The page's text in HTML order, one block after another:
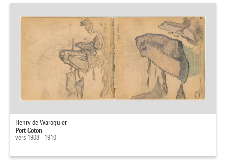
Henry de Waroquier
Port Coton
vers 1908 - 1910